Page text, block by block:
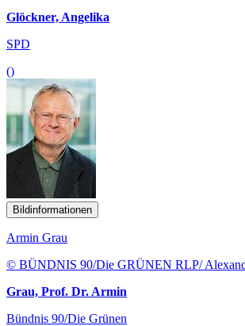
Glöckner, Angelika
SPD
()
Bildinformationen
Armin Grau
© BÜNDNIS 90/Die GRÜNEN RLP/
Grau, Prof. Dr. Armin
Bündnis 90/Die Grünen